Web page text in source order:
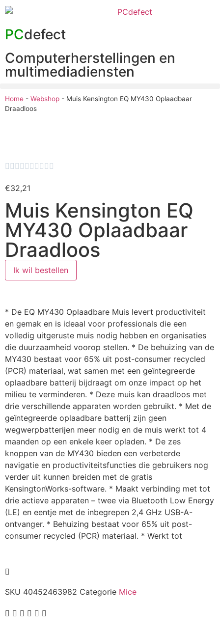
PCdefect
Computerherstellingen en
multimediadiensten
Home - Webshop - Muis Kensington EQ MY430 Oplaadbaar
Draadloos
         
€32,21
Muis Kensington EQ
MY430 Oplaadbaar
Draadloos
Ik wil bestellen
* De EQ MY430 Oplaadbare Muis levert productiviteit
en gemak en is ideaal voor professionals die een
volledig uitgeruste muis nodig hebben en organisaties
die duurzaamheid voorop stellen. * De behuizing van de
MY430 bestaat voor 65% uit post-consumer recycled
(PCR) materiaal, wat samen met een geïntegreerde
oplaadbare batterij bijdraagt om onze impact op het
milieu te verminderen. * Deze muis kan draadloos met
drie verschillende apparaten worden gebruikt. * Met de
geïntegreerde oplaadbare batterij zijn geen
wegwerpbatterijen meer nodig en de muis werkt tot 4
maanden op een enkele keer opladen. * De zes
knoppen van de MY430 bieden een verbeterde
navigatie en productiviteitsfuncties die gebruikers nog
verder uit kunnen breiden met de gratis
KensingtonWorks-software. * Maakt verbinding met tot
drie actieve apparaten – twee via Bluetooth Low Energy
(LE) en eentje met de inbegrepen 2,4 GHz USB-A-
ontvanger. * Behuizing bestaat voor 65% uit post-
consumer recycled (PCR) materiaal. * Werkt tot
SKU 40452463982 Categorie Mice